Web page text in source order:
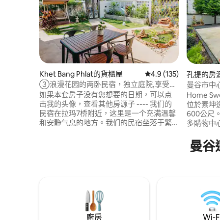
Khet Bang Phlat的貨櫃屋 從 135 則評價中獲得
4.9 (135)
③浪漫花园的两卧民宿，独立庭院,享受美
好假期，近MRT
如果本套房子没有您想要的日期，可以点
击我的头像，查看其他房源子 ---- 我们的
民宿在拉玛7桥附近，这里是一个充满温馨
和安静气息的地方。我们的民宿坐落于繁
分安全和安静。步行8分钟即可到达bangO
地铁站，出了巷子口就有711便利店24小时
营业，让您的出行和购物更方便。 出了巷
子右转大概800米还有公交船的码头，可以
孔提的房
曼谷市中
墅
Home
位於素坤
600公尺。 這個區域位於曼谷市中
多購物中心
號航廈百
期間，我
曼谷
廚房 Wi-